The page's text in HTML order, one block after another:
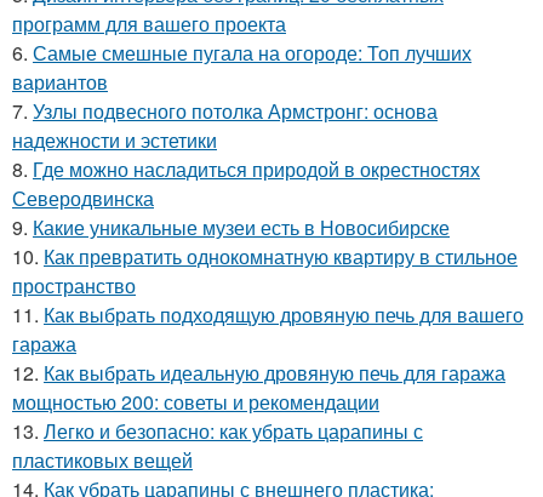
программ для вашего проекта
6. Самые смешные пугала на огороде: Топ лучших
вариантов
7. Узлы подвесного потолка Армстронг: основа
надежности и эстетики
8. Где можно насладиться природой в окрестностях
Северодвинска
9. Какие уникальные музеи есть в Новосибирске
10. Как превратить однокомнатную квартиру в стильное
пространство
11. Как выбрать подходящую дровяную печь для вашего
гаража
12. Как выбрать идеальную дровяную печь для гаража
мощностью 200: советы и рекомендации
13. Легко и безопасно: как убрать царапины с
пластиковых вещей
14. Как убрать царапины с внешнего пластика: